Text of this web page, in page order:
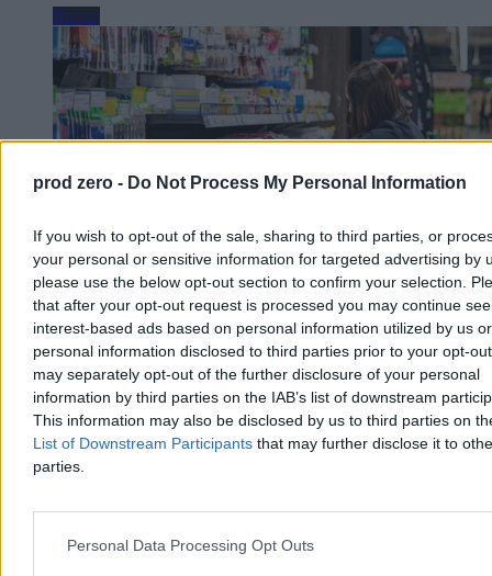
prod zero - Do Not Process My Personal Information
If you wish to opt-out of the sale, sharing to third parties, or
your personal or sensitive information for targeted advertising by
please use the below opt-out section to confirm your selection.
that after your opt-out request is processed you may continue
interest-based ads based on personal information utilized by us or
personal information disclosed to third parties prior to your opt-
may separately opt-out of the further disclosure of your personal
information by third parties on the IAB’s list of downstream
This information may also be disclosed by us to third parties on
List of Downstream Participants that may further disclose it to
parties.
Personal Data Processing Opt Outs
Biznes
„Dobry Start” to za mało. Drożyzna uderza w
kieszenie rodziców
Sierpień to czas kompletowania wyprawek szkolnych. Od kilku lat
rodzice uczniów mogą liczyć na zastrzyk gotówki w ramach
rządowego programu „Dobry Start”. Wypłacana kwota – 300 zł na
stała w miejscu. W tym roku, jak pokazują badania, „300 plus” nie